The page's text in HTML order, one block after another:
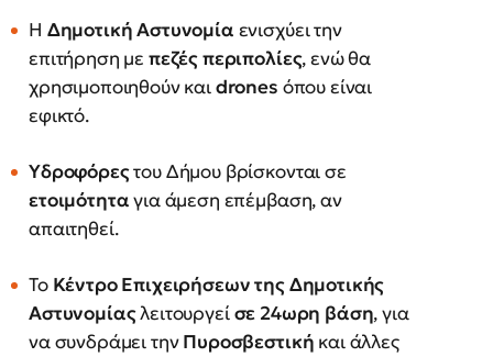
Η Δημοτική Αστυνομία ενισχύει την
επιτήρηση με πεζές περιπολίες, ενώ θα
χρησιμοποιηθούν καιdrones όπου είναι
εφικτό.
Υδροφόρεςτου Δήμου βρίσκονται σε
ετοιμότηταγια άμεση επέμβαση, αν
απαιτηθεί.
Το Κέντρο Επιχειρήσεων της Δημοτικής
Αστυνομίαςλειτουργείσε 24ωρη βάση, για
να συνδράμει τηνΠυροσβεστική και άλλες